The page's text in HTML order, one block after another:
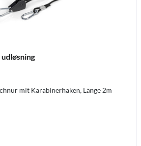
mit Karabinerhaken, Länge 2m